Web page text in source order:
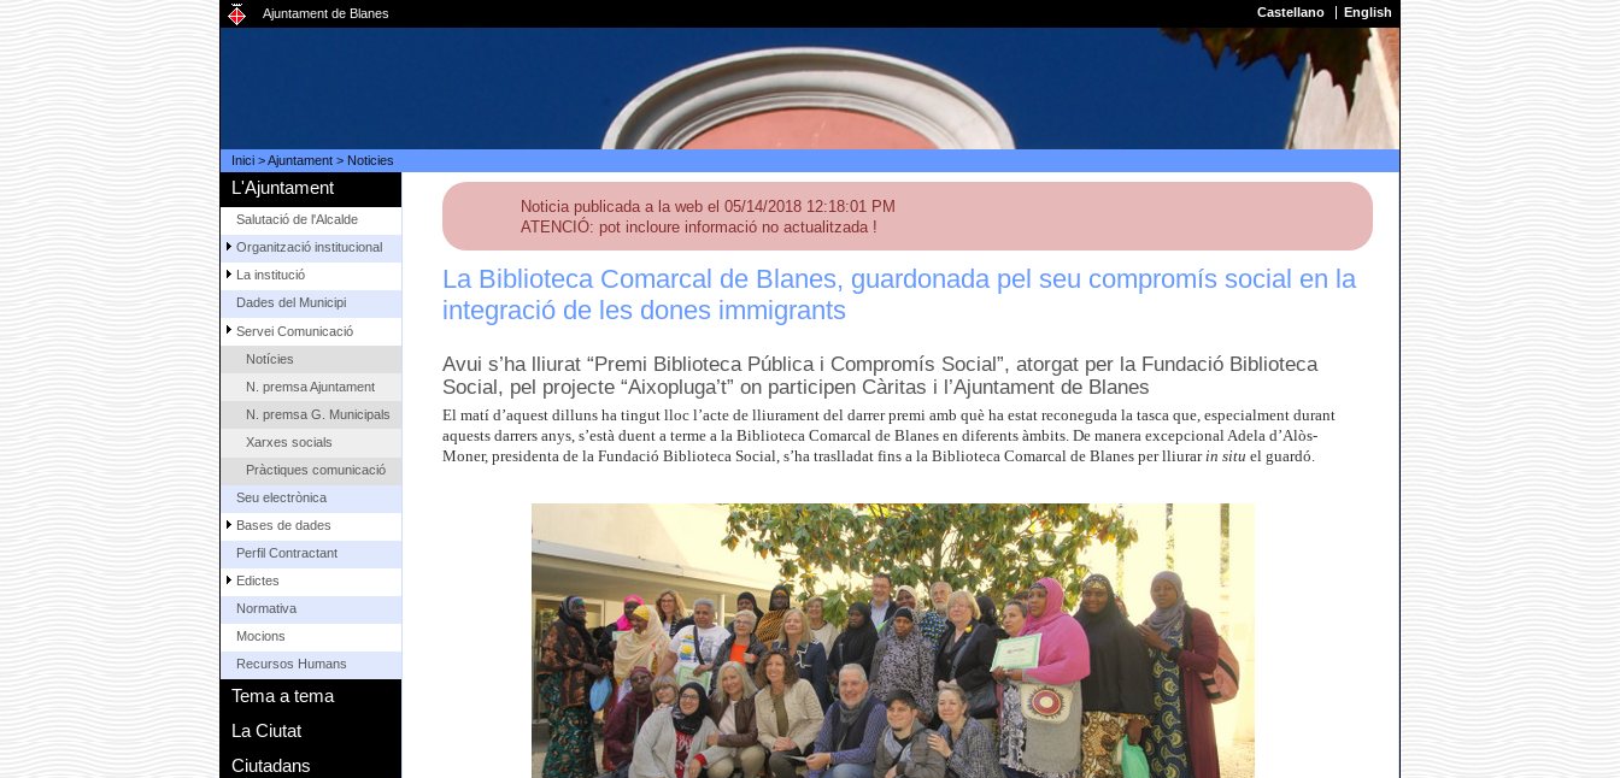
Ajuntament de Blanes Castellano English
Inici>Ajuntament> Noticies
L'Ajuntament
Salutació de l'Alcalde
Organització institucional
La institució
Dades del Municipi
Servei Comunicació
Notícies
N. premsa Ajuntament
N. premsa G. Municipals
Xarxes socials
Pràctiques comunicació
Seu electrònica
Bases de dades
Perfil Contractant
Edictes
Normativa
Mocions
Recursos Humans
Tema a tema
La Ciutat
Ciutadans
Noticia publicada a la web el 05/14/2018 12:18:01 PM
ATENCIÓ: pot incloure informació no actualitzada !
La Biblioteca Comarcal de Blanes, guardonada pel seu compromís social en la
integració de les dones immigrants
Avui s’ha lliurat “Premi Biblioteca Pública i Compromís Social”, atorgat per la Fundació Biblioteca
Social, pel projecte “Aixopluga’t” on participen Càritas i l’Ajuntament de Blanes
El matí d’aquest dilluns ha tingut lloc l’acte de lliurament del darrer premi amb què ha estat reconeguda la tasca que, especialment durant
aquests darrers anys, s’està duent a terme a la Biblioteca Comarcal de Blanes en diferents àmbits. De manera excepcional Adela d’Alòs-
Moner, presidenta de la Fundació Biblioteca Social, s’ha traslladat fins a la Biblioteca Comarcal de Blanes per lliurarin situ el guardó.